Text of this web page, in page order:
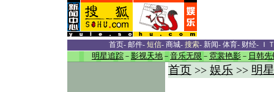
首页- 邮件- 短信- 商城- 搜索- 新闻- 体育- 财经- Ｉ
明星追踪 － 影视天地 － 音乐无限 － 霓裳艳影 － 日韩先
首页 >> 娱乐 >> 明